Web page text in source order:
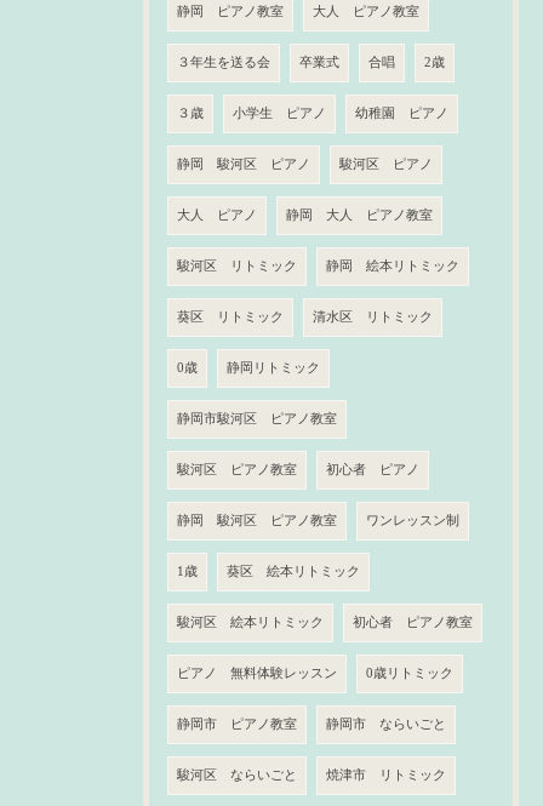
静岡 ピアノ教室 大人 ピアノ教室
３年生を送る会 卒業式 合唱 2歳
３歳 小学生 ピアノ 幼稚園 ピアノ
静岡 駿河区 ピアノ 駿河区 ピアノ
大人 ピアノ 静岡 大人 ピアノ教室
駿河区 リトミック 静岡 絵本リトミック
葵区 リトミック 清水区 リトミック
0歳 静岡リトミック
静岡市駿河区 ピアノ教室
駿河区 ピアノ教室 初心者 ピアノ
静岡 駿河区 ピアノ教室 ワンレッスン制
1歳 葵区 絵本リトミック
駿河区 絵本リトミック 初心者 ピアノ教室
ピアノ 無料体験レッスン 0歳リトミック
静岡市 ピアノ教室 静岡市 ならいごと
駿河区 ならいごと 焼津市 リトミック